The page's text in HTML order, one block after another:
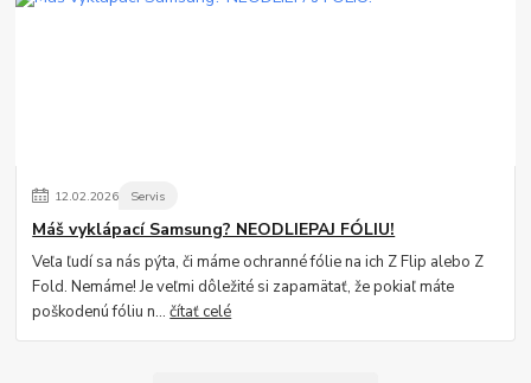
12.02.2026 Servis
Máš vyklápací Samsung? NEODLIEPAJ FÓLIU!
Veľa ľudí sa nás pýta, či máme ochranné fólie na ich Z Flip alebo Z
Fold. Nemáme! Je veľmi dôležité si zapamätať, že pokiaľ máte
poškodenú fóliu n...čítať celé